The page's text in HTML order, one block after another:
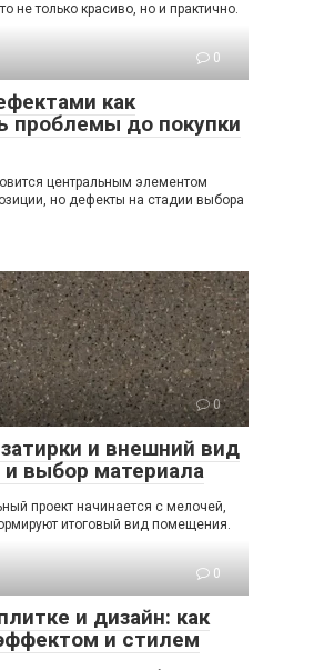
не только красиво, но и практично.
0
как
проблемы до покупки
центральным элементом
но дефекты на стадии выбора
0
и внешний вид
выбор материала
проект начинается с мелочей,
итоговый вид помещения.
0
и дизайн: как
и стилем